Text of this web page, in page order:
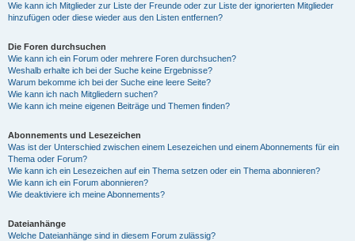
Wie kann ich Mitglieder zur Liste der Freunde oder zur Liste der ignorierten Mitglieder
hinzufügen oder diese wieder aus den Listen entfernen?
Die Foren durchsuchen
Wie kann ich ein Forum oder mehrere Foren durchsuchen?
Weshalb erhalte ich bei der Suche keine Ergebnisse?
Warum bekomme ich bei der Suche eine leere Seite?
Wie kann ich nach Mitgliedern suchen?
Wie kann ich meine eigenen Beiträge und Themen finden?
Abonnements und Lesezeichen
Was ist der Unterschied zwischen einem Lesezeichen und einem Abonnements für ein
Thema oder Forum?
Wie kann ich ein Lesezeichen auf ein Thema setzen oder ein Thema abonnieren?
Wie kann ich ein Forum abonnieren?
Wie deaktiviere ich meine Abonnements?
Dateianhänge
Welche Dateianhänge sind in diesem Forum zulässig?